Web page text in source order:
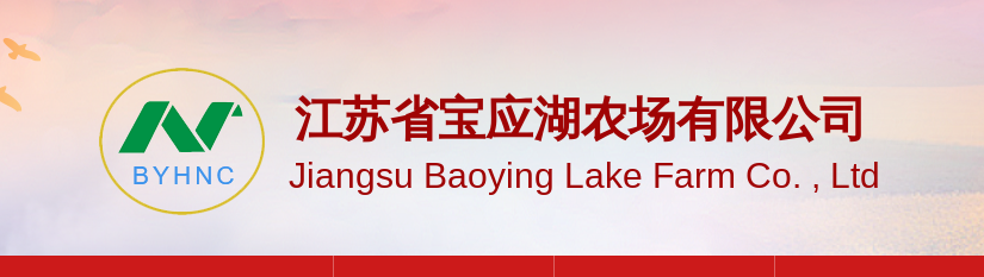
江苏省宝应湖农场有限公司
Jiangsu Baoying Lake Farm Co. , Ltd